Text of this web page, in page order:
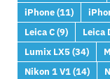
iPhone(11)
Leica C(9) Leica
Lumix LX5(34)
Nikon 1 V1(14)